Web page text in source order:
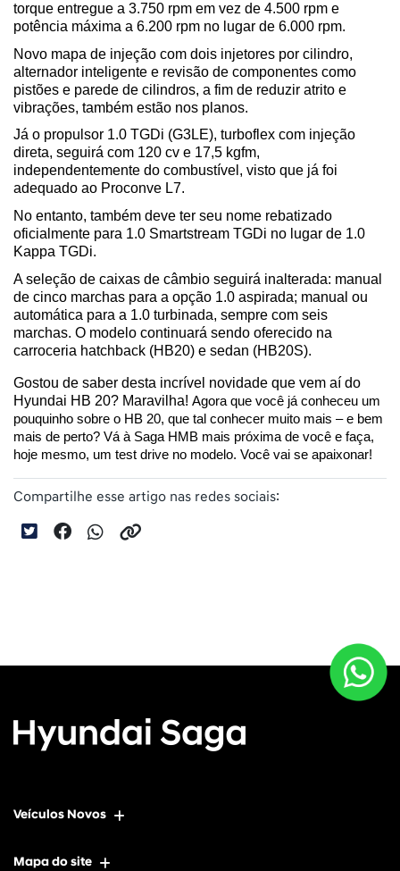
torque entregue a 3.750 rpm em vez de 4.500 rpm e
potência máxima a 6.200 rpm no lugar de 6.000 rpm.
Novo mapa de injeção com dois injetores por cilindro,
alternador inteligente e revisão de componentes como
pistões e parede de cilindros, a fim de reduzir atrito e
vibrações, também estão nos planos.
Já o propulsor 1.0 TGDi (G3LE), turboflex com injeção
direta, seguirá com 120 cv e 17,5 kgfm,
independentemente do combustível, visto que já foi
adequado ao Proconve L7.
No entanto, também deve ter seu nome rebatizado
oficialmente para 1.0 Smartstream TGDi no lugar de 1.0
Kappa TGDi.
A seleção de caixas de câmbio seguirá inalterada: manual
de cinco marchas para a opção 1.0 aspirada; manual ou
automática para a 1.0 turbinada, sempre com seis
marchas. O modelo continuará sendo oferecido na
carroceria hatchback (HB20) e sedan (HB20S).
Gostou de saber desta incrível novidade que vem aí do
Hyundai HB 20? Maravilha! Agora que você já conheceu um
pouquinho sobre o HB 20, que tal conhecer muito mais – e bem
mais de perto? Vá à Saga HMB mais próxima de você e faça,
hoje mesmo, um test drive no modelo. Você vai se apaixonar!
Compartilhe esse artigo nas redes sociais:
Veículos Novos
Mapa do site